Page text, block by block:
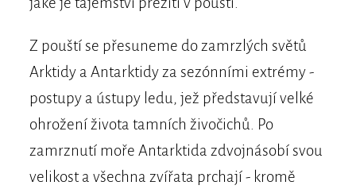
Z pouští se přesuneme do zamrzlých světů
Arktidy a Antarktidy za sezónními extrémy -
postupy a ústupy ledu, jež představují velké
ohrožení života tamních živočichů. Po
zamrznutí moře Antarktida zdvojnásobí svou
velikost a všechna zvířata prchají - kromě